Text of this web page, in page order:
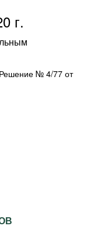
г.
№ 4/77 от